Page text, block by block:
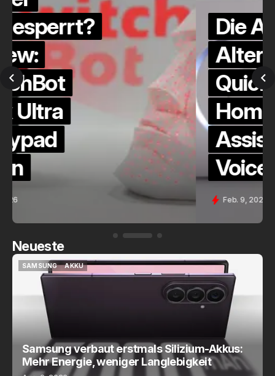
Die Alexa-
Alternative?
QuickCheck:
Home
Assistant
Voice (PE)
Neueste
SAMSUNG
SAMSUNG
AKKU
AKKU
Samsung verbaut erstmals Silizium-Akkus:
Mehr Energie, weniger Langlebigkeit